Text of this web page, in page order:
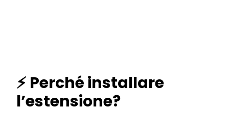
⚡ Perché installare
l’estensione?